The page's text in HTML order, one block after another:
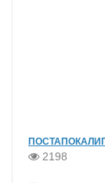
2198